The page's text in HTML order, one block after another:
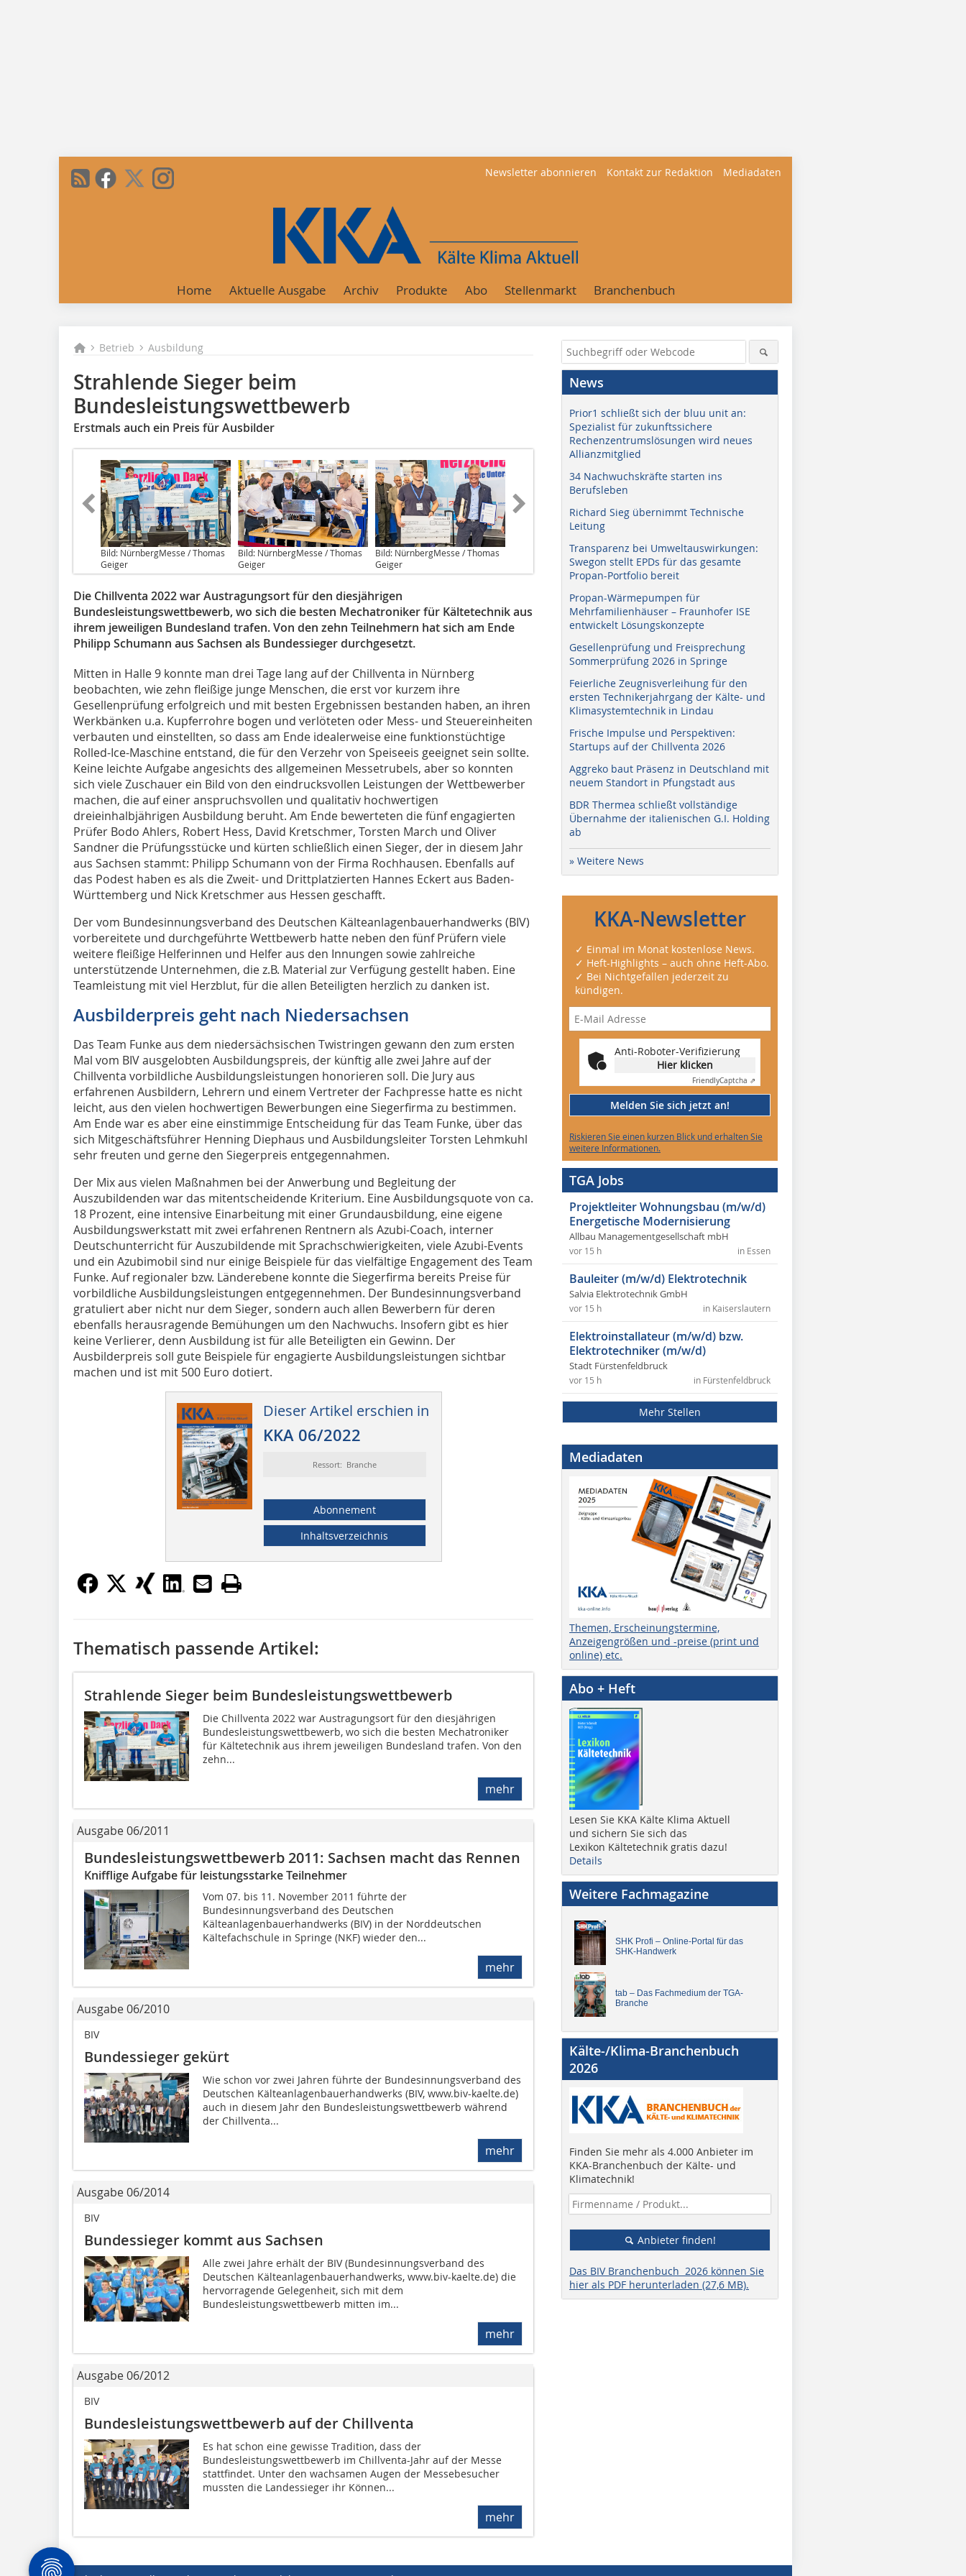
Newsletter abonnieren Kontakt zur Redaktion Mediadaten
Home Aktuelle Ausgabe Archiv Produkte Abo Stellenmarkt Branchenbuch
Betrieb Ausbildung
Strahlende Sieger beim
Bundesleistungswettbewerb
Erstmals auch ein Preis für Ausbilder
Bild: NürnbergMesse / Thomas
Geiger
Bild: NürnbergMesse / Thomas
Geiger
Bild: NürnbergMesse / Thomas
Geiger
Die Chillventa 2022 war Austragungsort für den diesjährigen
Bundesleistungswettbewerb, wo sich die besten Mechatroniker für Kältetechnik aus
ihrem jeweiligen Bundesland trafen. Von den zehn Teilnehmern hat sich am Ende
Philipp Schumann aus Sachsen als Bundessieger durchgesetzt.
Mitten in Halle 9 konnte man drei Tage lang auf der Chillventa in Nürnberg
beobachten, wie zehn fleißige junge Menschen, die erst vor kurzem ihre
Gesellenprüfung erfolgreich und mit besten Ergebnissen bestanden haben, an ihren
Werkbänken u.a. Kupferrohre bogen und verlöteten oder Mess- und Steuereinheiten
verbauten und einstellten, so dass am Ende idealerweise eine funktionstüchtige
Rolled-Ice-Maschine entstand, die für den Verzehr von Speiseeis geeignet sein sollte.
Keine leichte Aufgabe angesichts des allgemeinen Messetrubels, aber so konnten
sich viele Zuschauer ein Bild von den eindrucksvollen Leistungen der Wettbewerber
machen, die auf einer anspruchsvollen und qualitativ hochwertigen
dreieinhalbjährigen Ausbildung beruht. Am Ende bewerteten die fünf engagierten
Prüfer Bodo Ahlers, Robert Hess, David Kretschmer, Torsten March und Oliver
Sandner die Prüfungsstücke und kürten schließlich einen Sieger, der in diesem Jahr
aus Sachsen stammt: Philipp Schumann von der Firma Rochhausen. Ebenfalls auf
das Podest haben es als die Zweit- und Drittplatzierten Hannes Eckert aus Baden-
Württemberg und Nick Kretschmer aus Hessen geschafft.
Der vom Bundesinnungsverband des Deutschen Kälteanlagenbauerhandwerks (BIV)
vorbereitete und durchgeführte Wettbewerb hatte neben den fünf Prüfern viele
weitere fleißige Helferinnen und Helfer aus den Innungen sowie zahlreiche
unterstützende Unternehmen, die z.B. Material zur Verfügung gestellt haben. Eine
Teamleistung mit viel Herzblut, für die allen Beteiligten herzlich zu danken ist.
Ausbilderpreis geht nach Niedersachsen
Das Team Funke aus dem niedersächsischen Twistringen gewann den zum ersten
Mal vom BIV ausgelobten Ausbildungspreis, der künftig alle zwei Jahre auf der
Chillventa vorbildliche Ausbildungsleistungen honorieren soll. Die Jury aus
erfahrenen Ausbildern, Lehrern und einem Vertreter der Fachpresse hatte es nicht
leicht, aus den vielen hochwertigen Bewerbungen eine Siegerfirma zu bestimmen.
Am Ende war es aber eine einstimmige Entscheidung für das Team Funke, über das
sich Mitgeschäftsführer Henning Diephaus und Ausbildungsleiter Torsten Lehmkuhl
sehr freuten und gerne den Siegerpreis entgegennahmen.
Der Mix aus vielen Maßnahmen bei der Anwerbung und Begleitung der
Auszubildenden war das mitentscheidende Kriterium. Eine Ausbildungsquote von ca.
18 Prozent, eine intensive Einarbeitung mit einer Grundausbildung, eine eigene
Ausbildungswerkstatt mit zwei erfahrenen Rentnern als Azubi-Coach, interner
Deutschunterricht für Auszubildende mit Sprachschwierigkeiten, viele Azubi-Events
und ein Azubimobil sind nur einige Beispiele für das vielfältige Engagement des Team
Funke. Auf regionaler bzw. Länderebene konnte die Siegerfirma bereits Preise für
vorbildliche Ausbildungsleistungen entgegennehmen. Der Bundesinnungsverband
gratuliert aber nicht nur dem Sieger, sondern auch allen Bewerbern für deren
ebenfalls herausragende Bemühungen um den Nachwuchs. Insofern gibt es hier
keine Verlierer, denn Ausbildung ist für alle Beteiligten ein Gewinn. Der
Ausbilderpreis soll gute Beispiele für engagierte Ausbildungsleistungen sichtbar
machen und ist mit 500 Euro dotiert.
Dieser Artikel erschien in
KKA 06/2022
Ressort: Branche
Abonnement
Inhaltsverzeichnis
Thematisch passende Artikel:
Strahlende Sieger beim Bundesleistungswettbewerb
Die Chillventa 2022 war Austragungsort für den diesjährigen
Bundesleistungswettbewerb, wo sich die besten Mechatroniker
für Kältetechnik aus ihrem jeweiligen Bundesland trafen. Von den
zehn...
mehr
Ausgabe 06/2011
Bundesleistungswettbewerb 2011: Sachsen macht das Rennen
Knifflige Aufgabe für leistungsstarke Teilnehmer
Vom 07. bis 11. November 2011 führte der
Bundesinnungsverband des Deutschen
Kälteanlagenbauerhandwerks (BIV) in der Norddeutschen
Kältefachschule in Springe (NKF) wieder den...
mehr
Ausgabe 06/2010
BIV
Bundessieger gekürt
Wie schon vor zwei Jahren führte der Bundesinnungsverband des
Deutschen Kälteanlagenbauerhandwerks (BIV, www.biv-kaelte.de)
auch in diesem Jahr den Bundesleistungswettbewerb während
der Chillventa...
mehr
Ausgabe 06/2014
BIV
Bundessieger kommt aus Sachsen
Alle zwei Jahre erhält der BIV (Bundesinnungsverband des
Deutschen Kälteanlagenbauerhandwerks, www.biv-kaelte.de) die
hervorragende Gelegenheit, sich mit dem
Bundesleistungswettbewerb mitten im...
mehr
Ausgabe 06/2012
BIV
Bundesleistungswettbewerb auf der Chillventa
Es hat schon eine gewisse Tradition, dass der
Bundesleistungswettbewerb im Chillventa-Jahr auf der Messe
stattfindet. Unter den wachsamen Augen der Messebesucher
mussten die Landessieger ihr Können...
mehr
News
Prior1 schließt sich der bluu unit an:
Spezialist für zukunftssichere
Rechenzentrumslösungen wird neues
Allianzmitglied
34 Nachwuchskräfte starten ins
Berufsleben
Richard Sieg übernimmt Technische
Leitung
Transparenz bei Umweltauswirkungen:
Swegon stellt EPDs für das gesamte
Propan-Portfolio bereit
Propan-Wärmepumpen für
Mehrfamilienhäuser – Fraunhofer ISE
entwickelt Lösungskonzepte
Gesellenprüfung und Freisprechung
Sommerprüfung 2026 in Springe
Feierliche Zeugnisverleihung für den
ersten Technikerjahrgang der Kälte- und
Klimasystemtechnik in Lindau
Frische Impulse und Perspektiven:
Startups auf der Chillventa 2026
Aggreko baut Präsenz in Deutschland mit
neuem Standort in Pfungstadt aus
BDR Thermea schließt vollständige
Übernahme der italienischen G.I. Holding
ab
» Weitere News
KKA-Newsletter
✓ Einmal im Monat kostenlose News.
✓ Heft-Highlights – auch ohne Heft-Abo.
✓ Bei Nichtgefallen jederzeit zu
kündigen.
Anti-Roboter-Verifizierung
Hier klicken
FriendlyCaptcha ⇗
Melden Sie sich jetzt an!
Riskieren Sie einen kurzen Blick und erhalten Sie
weitere Informationen.
TGA Jobs
Projektleiter Wohnungsbau (m/w/d)
Energetische Modernisierung
Allbau Managementgesellschaft mbH
in Essen
vor 15 h
Bauleiter (m/w/d) Elektrotechnik
Salvia Elektrotechnik GmbH
in Kaiserslautern
vor 15 h
Elektroinstallateur (m/w/d) bzw.
Elektrotechniker (m/w/d)
Stadt Fürstenfeldbruck
in Fürstenfeldbruck
vor 15 h
Mehr Stellen
Mediadaten
Themen, Erscheinungstermine,
Anzeigengrößen und -preise (print und
online) etc.
Abo + Heft
Lesen Sie KKA Kälte Klima Aktuell
und sichern Sie sich das
Lexikon Kältetechnik gratis dazu!
Details
Weitere Fachmagazine
SHK Profi – Online-Portal für das
SHK-Handwerk
tab – Das Fachmedium der TGA-
Branche
Kälte-/Klima-Branchenbuch
2026
Finden Sie mehr als 4.000 Anbieter im
KKA-Branchenbuch der Kälte- und
Klimatechnik!
Anbieter finden!
Das BIV Branchenbuch 2026 können Sie
hier als PDF herunterladen (27,6 MB).